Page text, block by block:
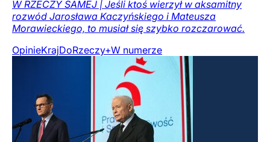
W RZECZY SAMEJ | Jeśli ktoś wierzył w aksamitny
rozwód Jarosława Kaczyńskiego i Mateusza
Morawieckiego, to musiał się szybko rozczarować.
OpinieKrajDoRzeczy+W numerze